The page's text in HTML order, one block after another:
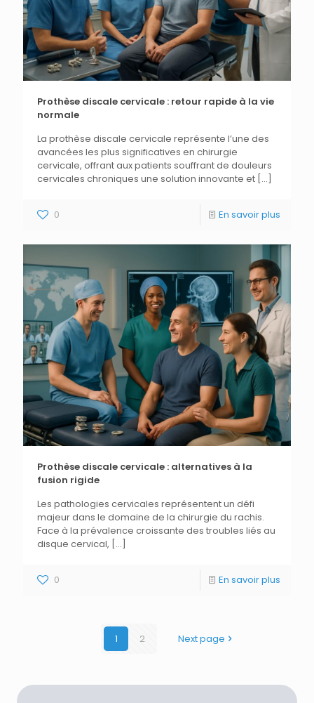
Prothèse discale cervicale : retour rapide à la vie
normale
La prothèse discale cervicale représente l’une des
avancées les plus significatives en chirurgie
cervicale, offrant aux patients souffrant de douleurs
cervicales chroniques une solution innovante et […]
0 En savoir plus
Prothèse discale cervicale : alternatives à la
fusion rigide
Les pathologies cervicales représentent un défi
majeur dans le domaine de la chirurgie du rachis.
Face à la prévalence croissante des troubles liés au
disque cervical, […]
0 En savoir plus
1 2 Next page